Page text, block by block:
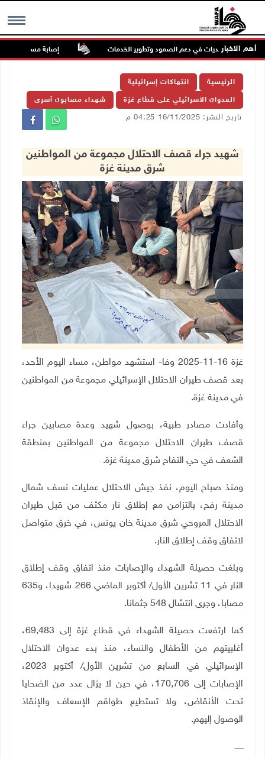
MENU أهم الاخبار
دور البلديات في دعم الصمود وتطوير الخدمات إصابة مسن بجروح
الرئيسية انتهاكات إسرائيلية
العدوان الاسرائيلي على قطاع غزة شهداء مصابون أسرى
تاريخ النشر: 16/11/2025 04:25 م
شهيد جراء قصف الاحتلال مجموعة من المواطنين
شرق مدينة غزة
غزة 16-11-2025 وفا- استشهد مواطن، مساء اليوم الأحد،
بعد قصف طيران الاحتلال الإسرائيلي مجموعة من المواطنين
في مدينة غزة.
وأفادت مصادر طبية، بوصول شهيد وعدة مصابين جراء
قصف طيران الاحتلال مجموعة من المواطنين بمنطقة
الشعف في حي التفاح شرق مدينة غزة.
ومنذ صباح اليوم، نفذ جيش الاحتلال عمليات نسف شمال
مدينة رفح، بالتزامن مع إطلاق نار مكثف من قبل طيران
الاحتلال المروحي شرق مدينة خان يونس، في خرق متواصل
لاتفاق وقف إطلاق النار.
وبلغت حصيلة الشهداء والإصابات منذ اتفاق وقف إطلاق
النار في 11 تشرين الأول/ أكتوبر الماضي 266 شهيدا، و635
مصابا، وجرى انتشال 548 جثمانا.
كما ارتفعت حصيلة الشهداء في قطاع غزة إلى 69,483،
أغلبيتهم من الأطفال والنساء، منذ بدء عدوان الاحتلال
الإسرائيلي في السابع من تشرين الأول/ أكتوبر 2023،
الإصابات إلى 170,706، في حين لا يزال عدد من الضحايا
تحت الأنقاض، ولا تستطيع طواقم الإسعاف والإنقاذ
الوصول إليهم.
ـــــــ